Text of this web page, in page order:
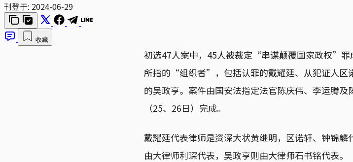
刊登于: 2024-06-29
收藏
初选47人案中，45人被裁定“串谋颠覆国家政权”罪
所指的“组织者”，包括认罪的戴耀廷、从犯证人区
的吴政亨。案件由国安法指定法官陈庆伟、李运腾
（25、26日）完成。
戴耀廷代表律师是资深大状黄继明，区诺轩、钟锦
由大律师利琛代表，吴政亨则由大律师石书铭代表。